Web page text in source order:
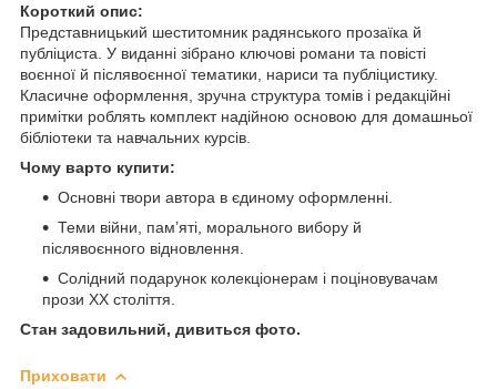
Короткий опис:
Представницький шеститомник радянського прозаїка й
публіциста. У виданні зібрано ключові романи та повісті
воєнної й післявоєнної тематики, нариси та публіцистику.
Класичне оформлення, зручна структура томів і редакційні
примітки роблять комплект надійною основою для домашньої
бібліотеки та навчальних курсів.
Чому варто купити:
Основні твори автора в єдиному оформленні.
Теми війни, пам’яті, морального вибору й
післявоєнного відновлення.
Солідний подарунок колекціонерам і поціновувачам
прози ХХ століття.
Стан задовильний, дивиться фото.
Приховати